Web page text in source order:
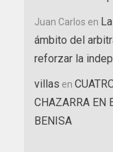
Juan Carlos en
ámbito del
reforzar la
villas en
CHAZARRA EN
BENISA